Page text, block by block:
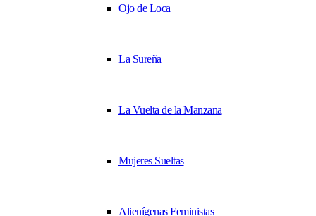
Ojo de Loca
La Sureña
La Vuelta de la Manzana
Mujeres Sueltas
Alienígenas Feministas